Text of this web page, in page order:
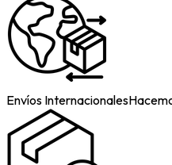
Envíos Internacionales